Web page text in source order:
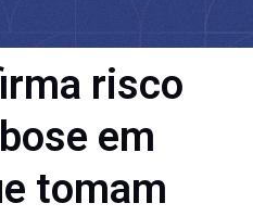
risco
em
tomam